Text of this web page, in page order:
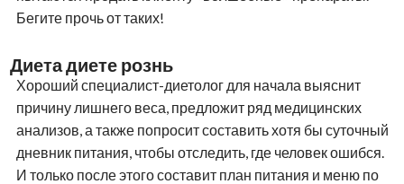
Бегите прочь от таких!
Диета диете рознь
Хороший специалист-диетолог для начала выяснит
причину лишнего веса, предложит ряд медицинских
анализов, а также попросит составить хотя бы суточный
дневник питания, чтобы отследить, где человек ошибся.
И только после этого составит план питания и меню по